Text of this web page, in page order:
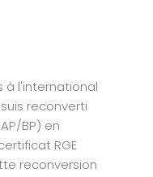
à l'international
reconverti
BP) en
RGE
reconversion